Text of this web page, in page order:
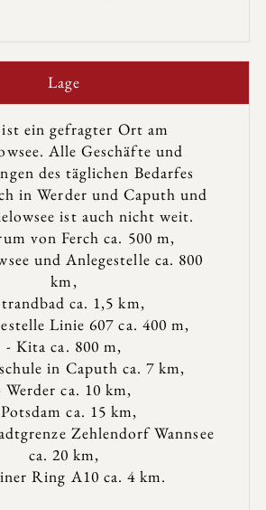
Lage
ist ein gefragter Ort am
Alle Geschäfte und
des täglichen Bedarfes
in Werder und Caputh und
ist auch nicht weit.
von Ferch ca. 500 m,
und Anlegestelle ca. 800
km,
ca. 1,5 km,
Linie 607 ca. 400 m,
- Kita ca. 800 m,
in Caputh ca. 7 km,
Werder ca. 10 km,
ca. 15 km,
Zehlendorf Wannsee
ca. 20 km,
Ring A10 ca. 4 km.